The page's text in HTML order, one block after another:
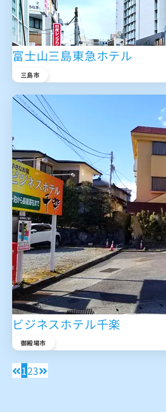
富士山三島東急ホテル
三島市
ビジネスホテル千楽
御殿場市
123